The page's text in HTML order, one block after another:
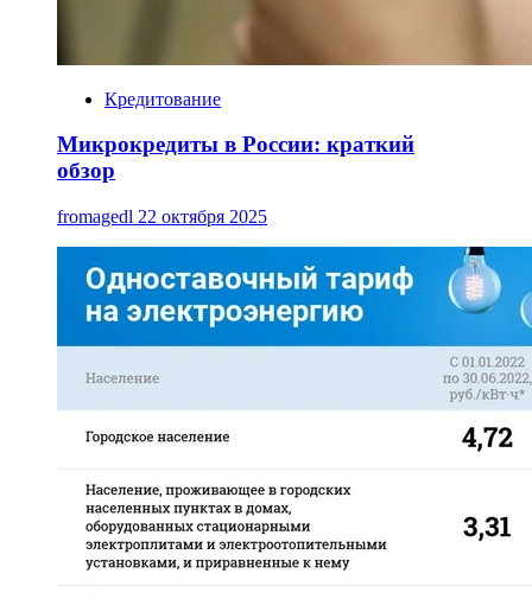
Кредитование
Микрокредиты в России: краткий
обзор
fromagedl 22 октября 2025